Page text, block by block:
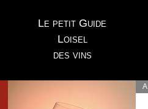
Le petit Guide
Loisel
des vins